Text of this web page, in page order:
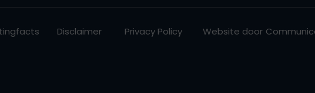
Disclaimer Privacy Policy Website door